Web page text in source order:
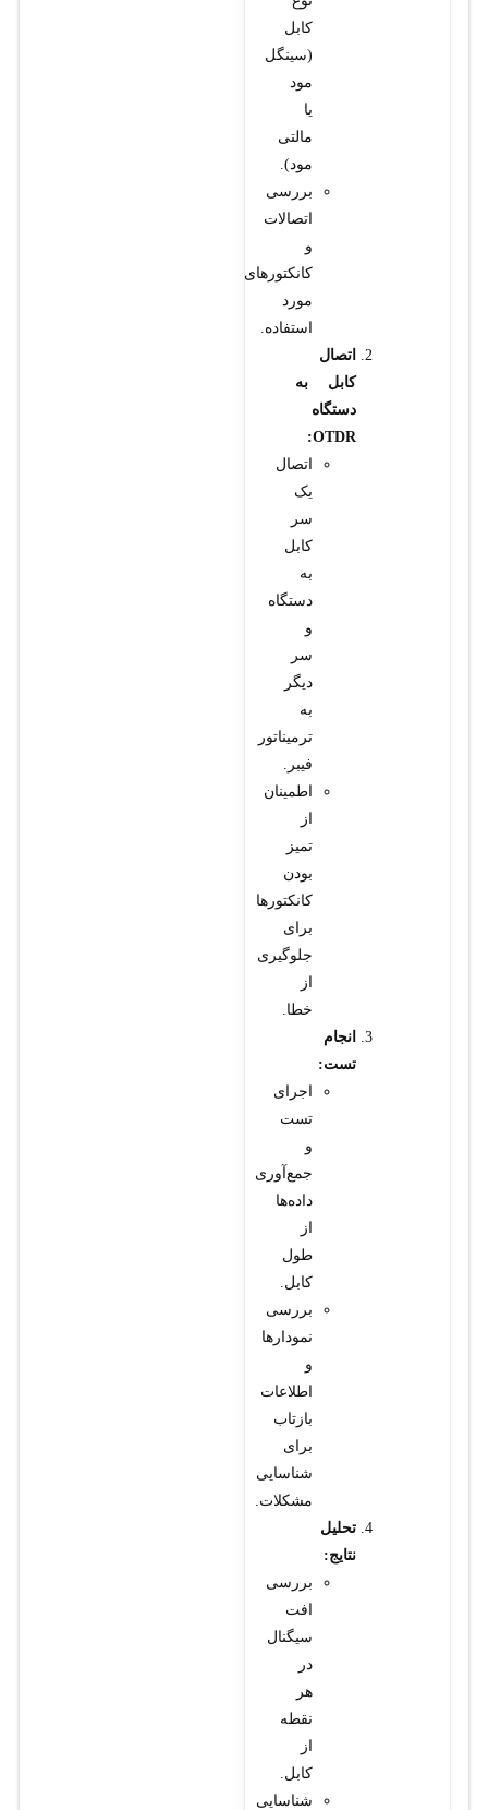
کابل
(سینگل
مود
یا
مالتی
مود).
بررسی
اتصالات
و
کانکتورهای
مورد
استفاده.
اتصال
کابل به
دستگاه
OTDR:
اتصال
یک
سر
کابل
به
دستگاه
و
سر
دیگر
به
ترمیناتور
فیبر.
اطمینان
از
تمیز
بودن
کانکتورها
برای
جلوگیری
از
خطا.
انجام
تست:
اجرای
تست
و
جمع‌آوری
داده‌ها
از
طول
کابل.
بررسی
نمودارها
و
اطلاعات
بازتاب
برای
شناسایی
مشکلات.
تحلیل
نتایج:
بررسی
افت
سیگنال
در
هر
نقطه
از
کابل.
شناسایی